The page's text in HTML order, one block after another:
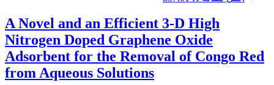
A Novel and an Efficient 3-D High
Nitrogen Doped Graphene Oxide
Adsorbent for the Removal of Congo Red
from Aqueous Solutions